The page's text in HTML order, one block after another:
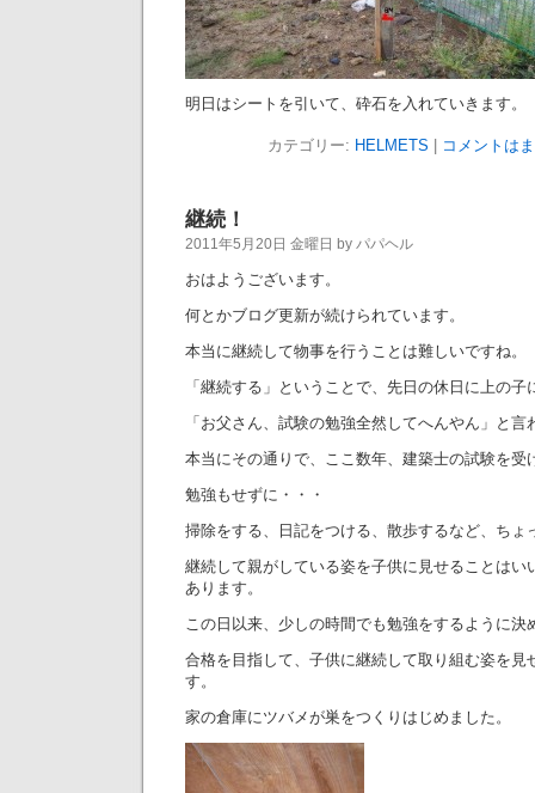
明日はシートを引いて、砕石を入れていきます。
カテゴリー: HELMETS コメントは
継続！
2011年5月20日 金曜日 by パパヘル
おはようございます。
何とかブログ更新が続けられています。
本当に継続して物事を行うことは難しいですね。
「継続する」ということで、先日の休日に上の子
「お父さん、試験の勉強全然してへんやん」と
本当にその通りで、ここ数年、建築士の試験を受
勉強もせずに・・・
掃除をする、日記をつける、散歩するなど、ちょ
継続して親がしている姿を子供に見せることはい
あります。
この日以来、少しの時間でも勉強をするように決
合格を目指して、子供に継続して取り組む姿を見
す。
家の倉庫にツバメが巣をつくりはじめました。